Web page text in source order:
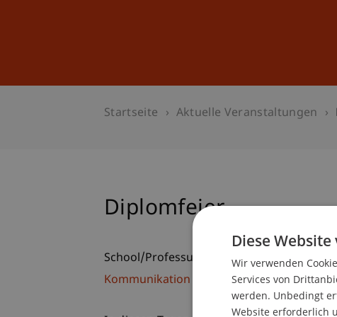
Startseite Aktuelle Veranstaltungen
Diplomfeier
School/Professur:
Kommunikation und Marketing
Diese
Wir verwenden
Services von
werden. Unbedingt
Website erforderlich